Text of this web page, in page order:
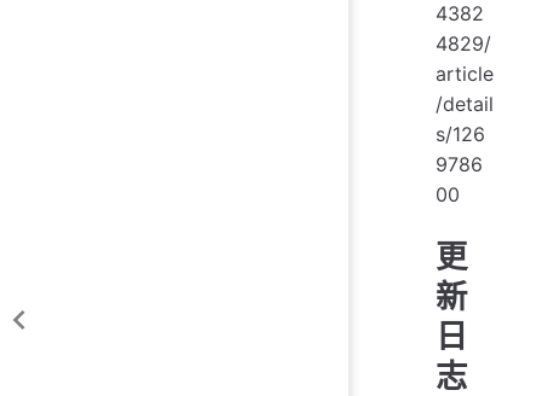
4382
4829/
article
/detail
s/126
9786
00
更
新
日
志